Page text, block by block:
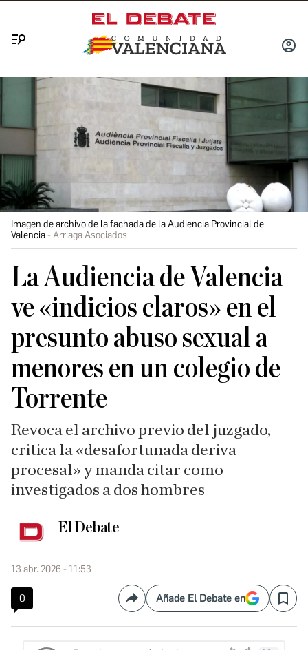
INICIAR
Imagen de archivo de la fachada de la Audiencia Provincial de
Valencia
Arriaga Asociados
La Audiencia de Valencia
ve «indicios claros» en el
presunto abuso sexual a
menores en un colegio de
Torrente
Revoca el archivo previo del juzgado,
critica la «desafortunada deriva
procesal» y manda citar como
investigados a dos hombres
El Debate
13 abr. 2026 - 11:53
0 CompartirAñade El Debate en Save